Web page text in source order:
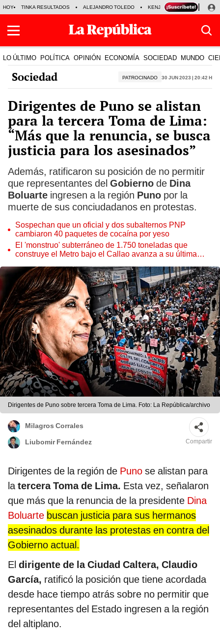
HOY TINKA RESULTADOS ALEJANDRO TOLEDO KENJI FUJIMORI
LO ÚLTIMO POLÍTICA OPINIÓN ECONOMÍA SOCIEDAD MUNDO
Sociedad PATROCINADO 30 Jun 2023 | 20:42 h
Dirigentes de Puno se alistan
para la tercera Toma de Lima:
“Más que la renuncia, se busca
justicia para los asesinados”
Además, ratificaron su posición de no permitir
que representantes del Gobierno de Dina
Boluarte ingresen a la región Puno por la
muerte de sus conciudadanos en protestas.
Sospechan que un oficial y dos subalternos PNP
cambiaron 40 paquetes de cocaína por yeso
El 'monstruo' subterráneo de 1.750 toneladas que
construye el Metro bajo el Callao avanza a su última
Dirigentes de Puno sobre tercera Toma de Lima. Foto: La República/archivo
Milagros Corrales
Liubomir Fernández Compartir
Dirigentes de la región de Puno se alistan para
latercera Toma de Lima. Esta vez, señalaron
que más que la renuncia de la presidente Dina
Boluarte buscan justicia para sus hermanos
asesinados durante las protestas en contra del
Gobierno actual.
El dirigente de la Ciudad Caltera, Claudio
García, ratificó la posición que tiene acordada
desde hace tiempo atrás sobre no permitir que
representantes del Estado ingresen a la región
del altiplano.